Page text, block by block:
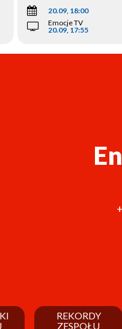
20.09, 18:00
Emocje TV
20.09, 17:55
REKORDY
ZESPOŁU